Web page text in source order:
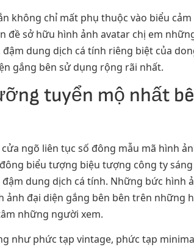
không chỉ mất phụ thuộc vào biểu
đề sở hữu hình ảnh avatar chị em
dung dịch cá tính riêng biệt của
gắng bên sử dụng rộng rãi nhất.
tuyển mộ nhất
ngõ liên tục số đông mẫu mã hình
biểu tượng biệu tượng công ty
dung dịch cá tính. Những bức hình
đại diện gắng bên bên trên những
những người xem.
phức tạp vintage, phức tạp